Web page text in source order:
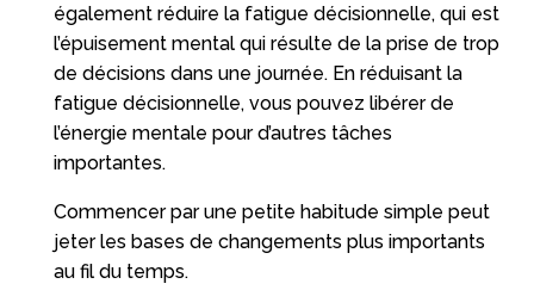
également réduire la fatigue décisionnelle, qui est
l’épuisement mental qui résulte de la prise de trop
de décisions dans une journée. En réduisant la
fatigue décisionnelle, vous pouvez libérer de
l’énergie mentale pour d’autres tâches
importantes.
Commencer par une petite habitude simple peut
jeter les bases de changements plus importants
au fil du temps.